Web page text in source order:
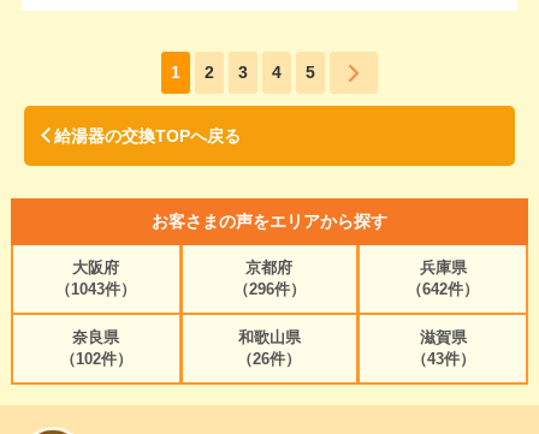
1 2 3 4 5
給湯器の交換TOPへ戻る
お客さまの声をエリアから探す
大阪府
（1043件）
京都府
（296件）
兵庫県
（642件）
奈良県
（102件）
和歌山県
（26件）
滋賀県
（43件）